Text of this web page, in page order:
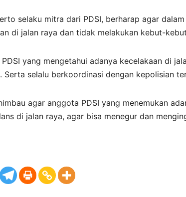
selaku mitra dari PDSI, berharap agar
di jalan raya dan tidak melakukan kebut-
yang mengetahui adanya kecelakaan di
selalu berkoordinasi dengan kepolisian
agar anggota PDSI yang menemukan
di jalan raya, agar bisa menegur dan